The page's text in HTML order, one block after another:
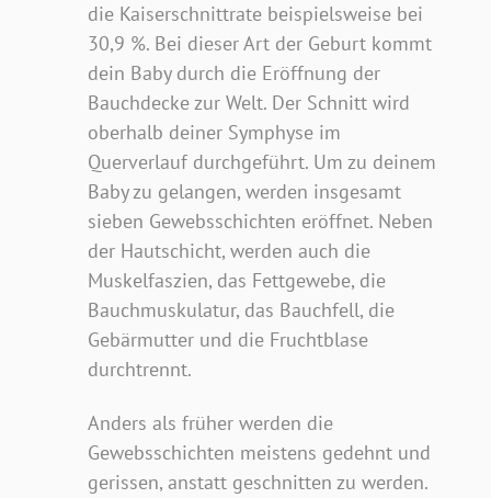
die Kaiserschnittrate beispielsweise bei
30,9 %. Bei dieser Art der Geburt kommt
dein Baby durch die Eröffnung der
Bauchdecke zur Welt. Der Schnitt wird
oberhalb deiner Symphyse im
Querverlauf durchgeführt. Um zu deinem
Baby zu gelangen, werden insgesamt
sieben Gewebsschichten eröffnet. Neben
der Hautschicht, werden auch die
Muskelfaszien, das Fettgewebe, die
Bauchmuskulatur, das Bauchfell, die
Gebärmutter und die Fruchtblase
durchtrennt.
Anders als früher werden die
Gewebsschichten meistens gedehnt und
gerissen, anstatt geschnitten zu werden.